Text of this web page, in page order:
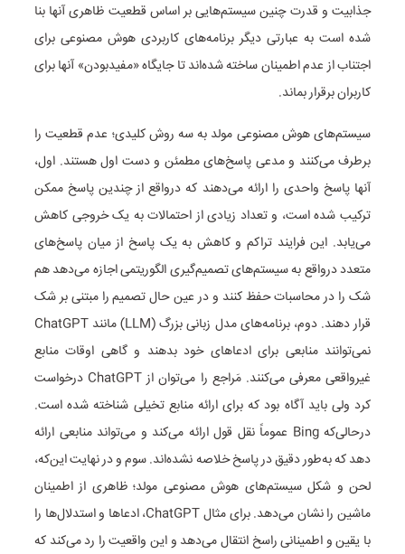
جذابیت و قدرت چنین سیستم‌هایی بر اساس قطعیت ظاهری آنها بنا
شده است به عبارتی دیگر برنامه‌های کاربردی هوش مصنوعی برای
اجتناب از عدم اطمینان ساخته شده‎‌اند تا جایگاه «مفیدبودن» آنها برای
کاربران برقرار بماند.
سیستم‌های هوش مصنوعی مولد به سه روش کلیدی؛ عدم قطعیت را
برطرف می‌کنند و مدعی پاسخ‌های مطمئن و دست اول هستند. اول،
آنها پاسخ واحدی را ارائه می‌دهند که درواقع از چندین پاسخ ممکن
ترکیب شده است، و تعداد زیادی از احتمالات به یک خروجی کاهش
می‌یابد. این فرایند تراکم و کاهش به یک پاسخ از میان پاسخ‌های
متعدد درواقع به سیستم‌های تصمیم‌گیری الگوریتمی اجازه می‌دهد هم
شک را در محاسبات حفظ کنند و در عین حال تصمیم را مبتنی بر شک
قرار دهند. دوم، برنامه‌های مدل زبانی بزرگ (LLM) مانند ChatGPT
نمی‌توانند منابعی برای ادعاهای خود بدهند و گاهی اوقات منابع
غیرواقعی معرفی می‌کنند. مَراجع را می‌توان از ChatGPT درخواست
کرد ولی باید آگاه بود که برای ارائه منابع تخیلی شناخته شده است.
درحالی‌که Bing عموماً نقل قول ارائه می‌کند و می‌تواند منابعی ارائه
دهد که به‌طور دقیق در پاسخ خلاصه نشده‌اند. سوم و در نهایت این‌که،
لحن و شکل سیستم‌های هوش مصنوعی مولد؛ ظاهری از اطمینان
ماشین را نشان می‌دهد. برای مثال ChatGPT، ادعاها و استدلال‌ها را
با یقین و اطمینانی راسخ انتقال می‌دهد و این واقعیت را رد می‌کند که